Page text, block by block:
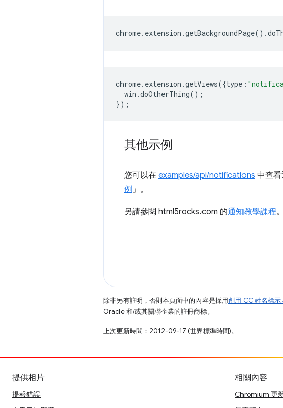
chrome. extension .getBackgroundPage().
chrome. extension .getViews({type :
win .doOtherThing();
});
其他示例
您可以在 examples/api/notifications 中查
例 」。
另請參閱 html5rocks.com 的通知教學課程
除非另有註明，否則本頁面中的內容是採用創用 CC 姓名標
Oracle 和/或其關聯企業的註冊商標。
上次更新時間：2012-09-17 (世界標準時間)。
提供相片
提報錯誤
相關內容
Chromium 更